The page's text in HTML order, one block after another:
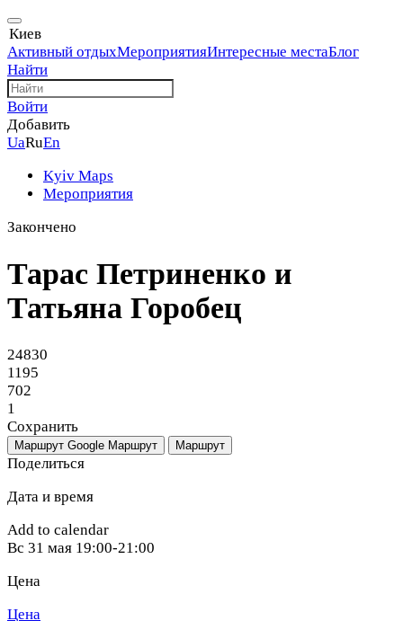
Киев
Активный отдыхМероприятияИнтересные местаБлог
Найти
Войти
Добавить
UaRuEn
Kyiv Maps
Мероприятия
Закончено
Тарас Петриненко и
Татьяна Горобец
24830
1195
702
1
Сохранить
Маршрут Google Маршрут Маршрут
Поделиться
Дата и время
Add to calendar
Вс 31 мая 19:00-21:00
Цена
Цена